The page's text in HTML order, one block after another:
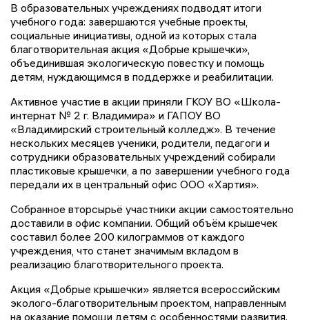
В образовательных учреждениях подводят итоги
учебного года: завершаются учебные проекты,
социальные инициативы, одной из которых стала
благотворительная акция «Добрые крышечки»,
объединившая экологическую повестку и помощь
детям, нуждающимся в поддержке и реабилитации.
Активное участие в акции приняли ГКОУ ВО «Школа-
интернат № 2 г. Владимира» и ГАПОУ ВО
«Владимирский строительный колледж». В течение
нескольких месяцев ученики, родители, педагоги и
сотрудники образовательных учреждений собирали
пластиковые крышечки, а по завершении учебного года
передали их в центральный офис ООО «Хартия».
Собранное вторсырьё участники акции самостоятельно
доставили в офис компании. Общий объём крышечек
составил более 200 килограммов от каждого
учреждения, что станет значимым вкладом в
реализацию благотворительного проекта.
Акция «Добрые крышечки» является всероссийским
эколого-благотворительным проектом, направленным
на оказание помощи детям с особенностями развития.